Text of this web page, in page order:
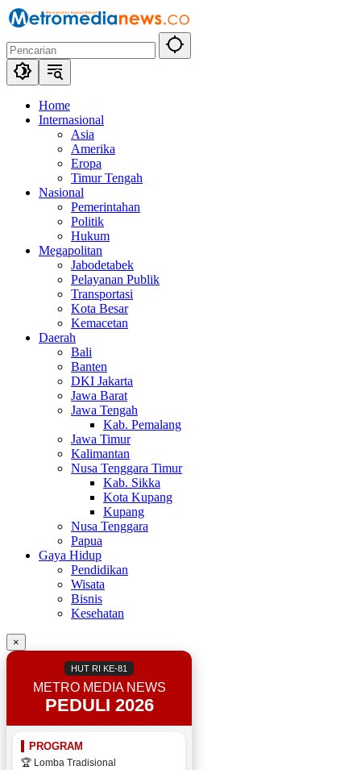
Langsung
ke
konten
Home
Internasional
Asia
Amerika
Eropa
Timur Tengah
Nasional
Pemerintahan
Politik
Hukum
Megapolitan
Jabodetabek
Pelayanan Publik
Transportasi
Kota Besar
Kemacetan
Daerah
Bali
Banten
DKI Jakarta
Jawa Barat
Jawa Tengah
Kab. Pemalang
Jawa Timur
Kalimantan
Nusa Tenggara Timur
Kab. Sikka
Kota Kupang
Kupang
Nusa Tenggara
Papua
Gaya Hidup
Pendidikan
Wisata
Bisnis
Kesehatan
×
HUT RI KE-81
METRO MEDIA NEWS
PEDULI 2026
PROGRAM
🏆 Lomba Tradisional